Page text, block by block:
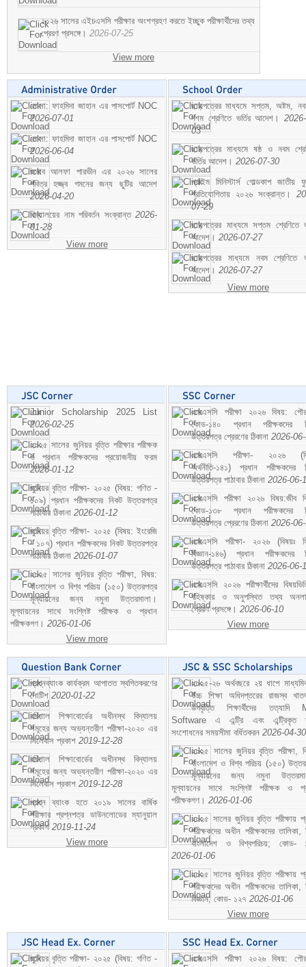
২০২৬ সালের এইচএসসি পরীক্ষার অংশগ্রহণ করতে ইচ্ছুক পরীক্ষার্থীদের তথ্য
প্রেরণ প্রসঙ্গে। 2026-07-25
View more
মোসা: ফাহমিদা জাহান এর পাসপোর্ট NOC
2026-07-01
মোসা: ফাহমিদা জাহান এর পাসপোর্ট NOC
2026-06-04
জনাব আলফা পারভীন এর ২০২৬ সালের
পবিত্র হজ্জ্ব গমনের জন্য ছুটির আদেশ
2026-04-20
বিদ্যালয়ের নাম পরিবর্তন সংক্রান্ত 2026-
01-28
View more
ছাড়পত্রের মাধ্যমে সপ্তম, অষ্টম,
দশম শ্রেণিতে ভর্তির আদেশ।
03
ছাড়পত্রের মাধ্যমে ষষ্ঠ ও নবম
ভর্তির আদেশ। 2026-07-30
প্রাইম মিনিস্টার্স গোল্ডকাপ জাতীয়
প্রতিযোগিতায় ২০২৬ সংক্রান্ত।
07-29
ছাড়পত্রের মাধ্যমে সপ্তম শ্রেণিতে
আদেশ। 2026-07-27
ছাড়পত্রের মাধ্যমে নবম শ্রেণিতে
আদেশ। 2026-07-27
View more
Junior Scholarship 2025 List
2026-02-25
২০২৫ সালের জুনিয়র বৃত্তি পরীক্ষার পরীক্ষক
ও প্রধান পরীক্ষকদের প্রয়োজনীয় ফরম
2026-01-12
জুনিয়র বৃত্তি পরীক্ষা- ২০২৫ (বিষয়: গণিত -
১০৯) প্রধান পরীক্ষকদের নিকট উত্তরপত্র
পাঠাবার ঠিকানা 2026-01-12
জুনিয়র বৃত্তি পরীক্ষা- ২০২৫ (বিষয়: ইংরেজি
- ১০৭) প্রধান পরীক্ষকদের নিকট উত্তরপত্র
পাঠাবার ঠিকানা 2026-01-07
২০২৫ সালের জুনিয়র বৃত্তি পরীক্ষা, বিষয়:
বাংলাদেশ ও বিশ্ব পরিচয় (১৫০) উত্তরপত্র
মূল্যায়নের জন্য নমুনা উত্তরমালা।
মূল্যায়নের সাথে সংশ্লিষ্ট পরীক্ষক ও প্রধান
পরীক্ষকগণ। 2026-01-06
View more
এসএসসি পরীক্ষা ২০২৬ বিষয়:
কোড-১৪০ প্রধান পরীক্ষকদের
উত্তরপত্র প্রেরণের ঠিকানা 2026-
এসএসসি পরীক্ষা- ২০২৬
অর্থনীতি-১৪১) প্রধান পরীক্ষকদের
উত্তরপত্র পাঠাবার ঠিকানা 2026-06-
এসএসসি পরীক্ষা ২০২৬ বিষয়:জীব
কোড-১৩৮ প্রধান পরীক্ষকদের
উত্তরপত্র প্রেরণের ঠিকানা 2026-
এসএসসি পরীক্ষা- ২০২৬ (বিষয়ঃ
বিজ্ঞান-১৪৬) প্রধান পরীক্ষকদের
উত্তরপত্র পাঠাবার ঠিকানা 2026-06-
এসএসসি ২০২৬ পরীক্ষার্থীদের
বহিষ্কার ও অনুপস্থিত তথ্য
প্রেরণ প্রসঙ্গে। 2026-06-10
View more
প্রশ্নব্যাংক কার্যক্রম আপাতত স্থগিতকরণের
নোটিশ 2020-01-22
বরিশাল শিক্ষাবোর্ডের অধীনস্থ বিদ্যালয়
সমূহের জন্য অভ্যন্তরীণ পরীক্ষা-২০২০ এর
সিলেবাস প্রকাশ 2019-12-28
বরিশাল শিক্ষাবোর্ডের অধীনস্থ বিদ্যালয়
সমূহের জন্য অভ্যন্তরীণ পরীক্ষা-২০২০ এর
সিলেবাস প্রকাশ 2019-12-28
প্রশ্ন ব্যাংক হতে ২০১৯ সালের বার্ষিক
পরীক্ষার প্রশ্নপত্র ডাউনলোডের ম্যানুয়াল
প্রকাশ 2019-11-24
View more
২০২৫-২৬ অর্থবছরে ২য় ধাপে
উচ্চ শিক্ষা অধিদপ্তরের রাজস্ব
উপবৃত্তি শিক্ষার্থীদের তত্যাদি
Software এ এন্ট্রি এবং এন্ট্রিকৃত
সংশোধনের সময়সীমা বর্ধিতকরন 2026-04-30
২০২৫ সালের জুনিয়র বৃত্তি পরীক্ষা,
বাংলাদেশ ও বিশ্ব পরিচয় (১৫০)
মূল্যায়নের জন্য নমুনা
মূল্যায়নের সাথে সংশ্লিষ্ট পরীক্ষক ও
পরীক্ষকগণ। 2026-01-06
২০২৫ সালের জুনিয়র বৃত্তি পরীক্ষায়
পরীক্ষকদের অধীন পরীক্ষকদের তালিকা,
বাংলাদেশ ও বিশ্বপরিচয়; কোড-
2026-01-06
২০২৫ সালের জুনিয়র বৃত্তি পরীক্ষায়
পরীক্ষকদের অধীন পরীক্ষকদের তালিকা,
বিজ্ঞান; কোড- ১২৭ 2026-01-06
View more
জুনিয়র বৃত্তি পরীক্ষা- ২০২৫ (বিষয়: গণিত -
এসএসসি পরীক্ষা ২০২৬ বিষয়: